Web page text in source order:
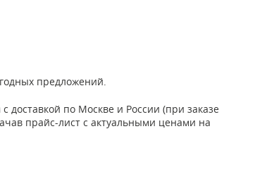
предложений.
по Москве и России (при заказе
прайс-лист с актуальными ценами на